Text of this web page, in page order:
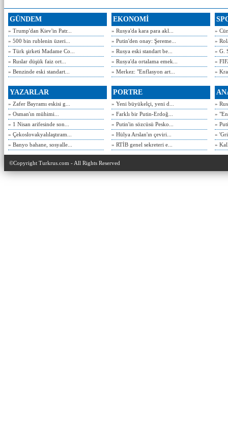
GÜNDEM
» Trump'dan Kiev'in Patr...
» 500 bin rublenin üzeri...
» Türk şirketi Madame Co...
» Ruslar düşük faiz ort...
» Benzinde eski standart...
EKONOMİ
» Rusya'da kara para akl...
» Putin'den onay: Şereme...
» Rusya eski standart be...
» Rusya'da ortalama emek...
» Merkez: "Enflasyon art...
»
»
» G.
»
»
YAZARLAR
» Zafer Bayramı eskisi g...
» Osman'ın mühimi...
» 1 Nisan arifesinde son...
» Çekoslovakyalılaştıram...
» Banyo bahane, sosyalle...
PORTRE
» Yeni büyükelçi, yeni d...
» Farklı bir Putin-Erdoğ...
» Putin'in sözcüsü Pesko...
» Hülya Arslan'ın çeviri...
» RTİB genel sekreteri e...
»
»
»
»
»
©Copyright Turkrus.com - All Rights Reserved